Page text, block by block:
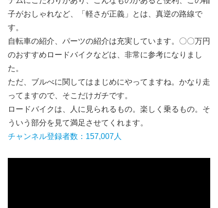
子がおしゃれなど、「軽さが正義」とは、真逆の路線で
す。
自転車の紹介、パーツの紹介は充実しています。〇〇万円
のおすすめロードバイクなどは、非常に参考になりまし
た。
ただ、ブルべに関してはまじめにやってますね。かなり走
ってますので、そこだけガチです。
ロードバイクは、人に見られるもの。楽しく乗るもの。そ
ういう部分を見て満足させてくれます。
チャンネル登録者数：157,007人